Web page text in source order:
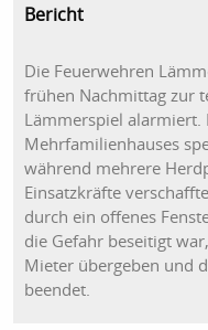
Bericht
Die Feuerwehren
frühen Nachmittag zur
Lämmerspiel alarmiert.
Mehrfamilienhauses
während mehrere
Einsatzkräfte
durch ein offenes
die Gefahr beseitigt
Mieter übergeben und
beendet.